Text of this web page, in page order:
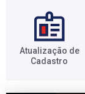
Atualização de
Cadastro​